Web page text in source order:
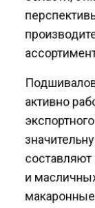
активно
и